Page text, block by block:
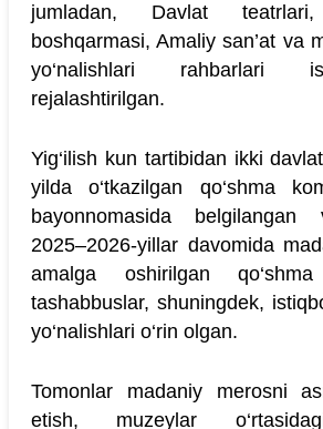
jumladan, Davlat
boshqarmasi, Amaliy san’at va
yo‘nalishlari rahbarlari
rejalashtirilgan.
Yig‘ilish kun tartibidan ikki
yilda o‘tkazilgan qo‘shma
bayonnomasida belgilangan
2025–2026-yillar davomida
amalga oshirilgan
tashabbuslar, shuningdek,
yo‘nalishlari o‘rin olgan.
Tomonlar madaniy merosni
etish, muzeylar